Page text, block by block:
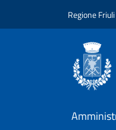
Regione